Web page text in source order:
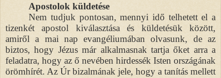
Apostolok küldetése
Nem tudjuk pontosan, mennyi idő telhetett el a
tizenkét apostol kiválasztása és küldetésük között,
amiről a mai nap evangéliumában olvasunk, de az
biztos, hogy Jézus már alkalmasnak tartja őket arra a
feladatra, hogy az ő nevében hirdessék Isten országának
örömhírét. Az Úr bizalmának jele, hogy a tanítás mellett